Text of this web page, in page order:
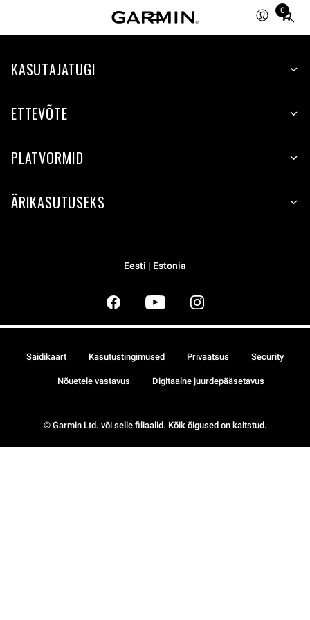
0
Total
items
cart:
KASUTAJATUGI
ETTEVÕTE
PLATVORMID
ÄRIKASUTUSEKS
Eesti | Estonia
© Garmin Ltd. või selle filiaalid. Kõik õigused on kaitstud.
Saidikaart Kasutustingimused Privaatsus Security
Nõuetele vastavus Digitaalne juurdepääsetavus